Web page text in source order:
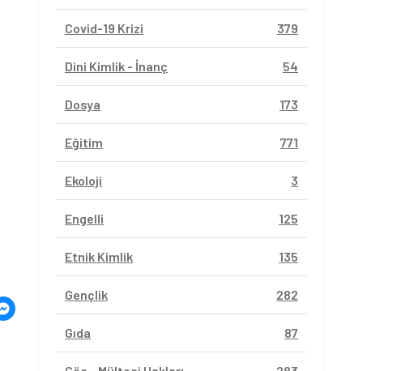
Covid-19 Krizi 379
Dini Kimlik - İnanç 54
Dosya 173
Eğitim 771
Ekoloji 3
Engelli 125
Etnik Kimlik 135
Gençlik 282
Gıda 87